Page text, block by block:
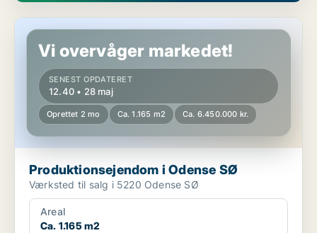
Produktionsejendom i Odense SØ
Vi overvåger markedet!
SENEST OPDATERET
12.40 • 28 maj
Oprettet 2 mo Ca. 1.165 m2 Ca. 6.450.000 kr.
Produktionsejendom i Odense SØ
Værksted til salg i 5220 Odense SØ
Areal
Ca. 1.165 m2